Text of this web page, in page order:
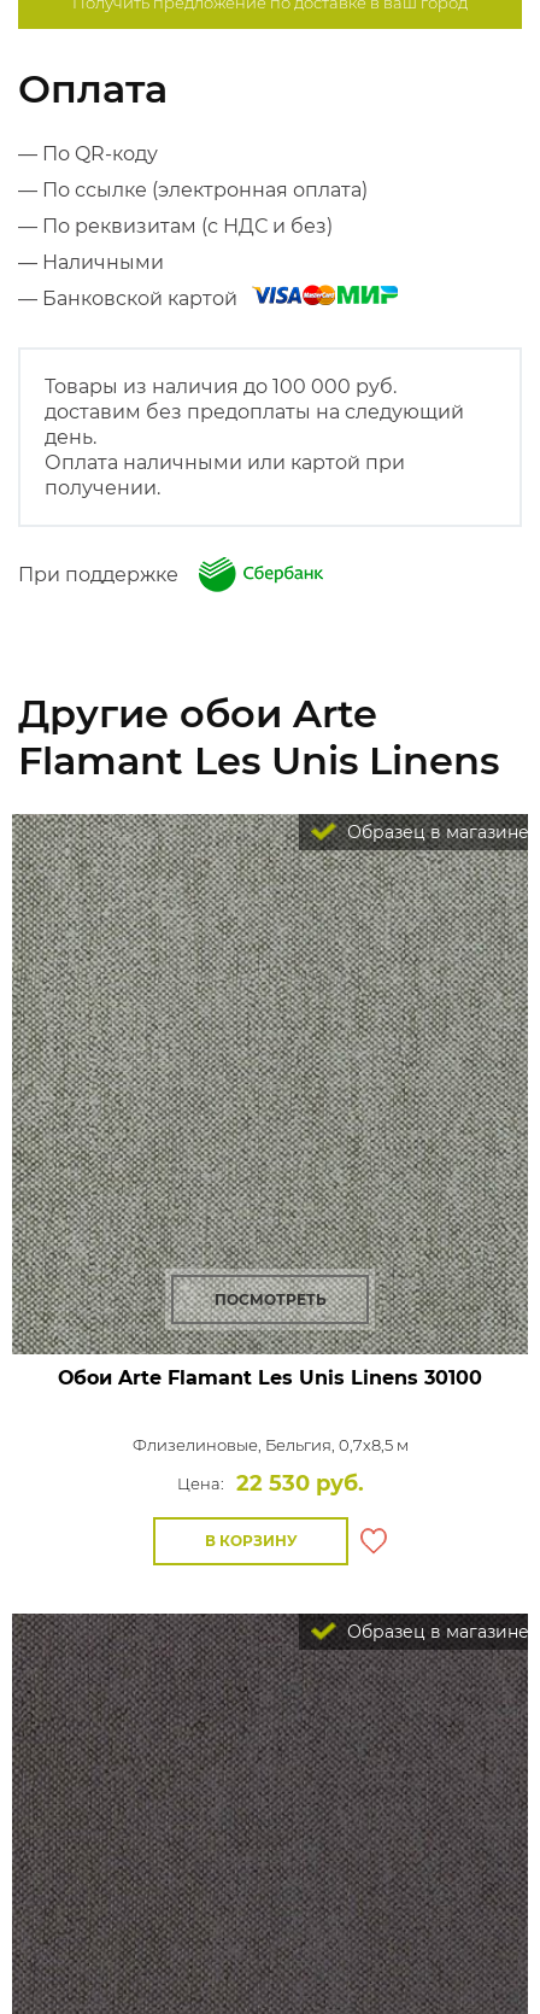
Оплата
— По QR-коду
— По ссылке (электронная оплата)
— По реквизитам (с НДС и без)
— Наличными
— Банковской картой
Товары из наличия до 100 000 руб.
доставим без предоплаты на следующий
день.
Оплата наличными или картой при
получении.
При поддержке
Другие обои Arte
Flamant Les Unis Linens
Образец в магазине
ПОСМОТРЕТЬ
Обои Arte Flamant Les Unis Linens 30100
Флизелиновые, Бельгия, 0,7x8,5 м
Цена:
22 530 руб.
В КОРЗИНУ
Образец в магазине